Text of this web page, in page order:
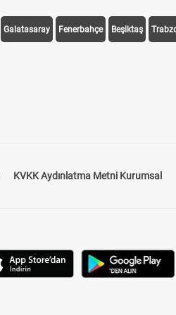
Galatasaray Fenerbahçe Beşiktaş
KVKK Aydınlatma Metni Kurumsal